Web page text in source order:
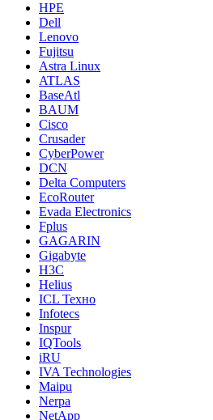
HPE
Dell
Lenovo
Fujitsu
Astra Linux
ATLAS
BaseAtl
BAUM
Cisco
Crusader
CyberPower
DCN
Delta Computers
EcoRouter
Evada Electronics
Fplus
GAGARIN
Gigabyte
H3C
Helius
ICL Техно
Infotecs
Inspur
IQTools
iRU
IVA Technologies
Maipu
Nerpa
NetApp